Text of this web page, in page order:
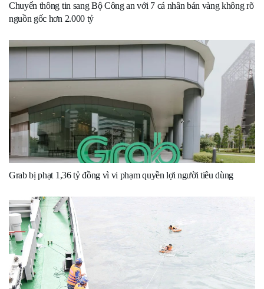
Chuyển thông tin sang Bộ Công an với 7 cá nhân bán vàng không rõ
nguồn gốc hơn 2.000 tỷ
Grab bị phạt 1,36 tỷ đồng vì vi phạm quyền lợi người tiêu dùng